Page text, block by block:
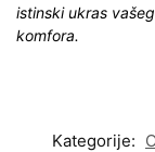
istinski ukras
komfora.
Kategorije: